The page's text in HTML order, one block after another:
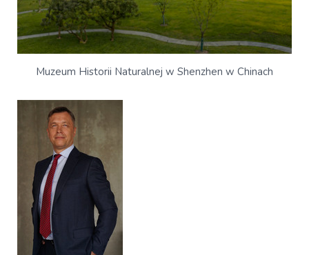
Muzeum Historii Naturalnej w Shenzhen w Chinach